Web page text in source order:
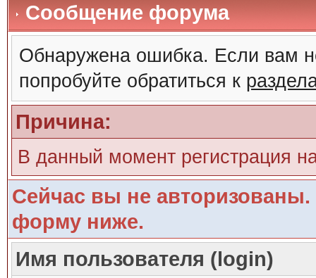
Сообщение форума
Обнаружена ошибка. Если вам
попробуйте обратиться к
Причина:
В данный момент регистрация
Сейчас вы не авторизованы.
форму ниже.
Имя пользователя (login)